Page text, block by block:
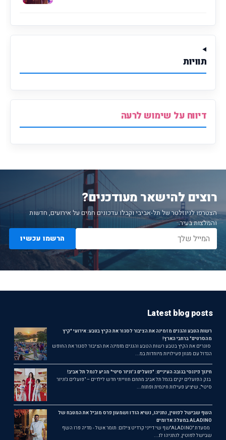
תוויות
דיווח על שימוש לרעה
רוצים להישאר מעודכנים?
הצטרפו לניוזלטר של תל-אביבי וקבלו עדכונים חמים על אירועים, חדשות
והמלצות בעיר.
הרשמו עכשיו
Latest blog posts
רשות הטבע והגנים מזמינה את הציבור לסגור את הקיץ בטבע: אירועי "קיץ
מהסרטים" ברחבי הארץ!
סוגרים את הקיץ בטבע רשות הטבע והגנים מזמינה את הציבור לסגור את החופש
הגדול עם מגוון פעילויות מיוחדות במ...
חינוך פיננסי בגובה העיניים: "פועלים ג'וניור סיטי" מגיע לנמל תל אביב!
בנק הפועלים יקים בנמל תל אביב מתחם חווייתי חדש לילדים – "פועלים ג'וניור
סיטי", שיציע פעילות חינמית ופתוח...
השף שבישל לפוטין, נתניהו, נשיא הודו ושמעון פרס מוביל את המטבח של
ALADINO במעלה אדומים
מסעדת ״ALADINO״שף שי דייני קרדיט צילום: תומר אשל - מדיה פרו השף
שבישל לפוטין, לנתניהו לנ...